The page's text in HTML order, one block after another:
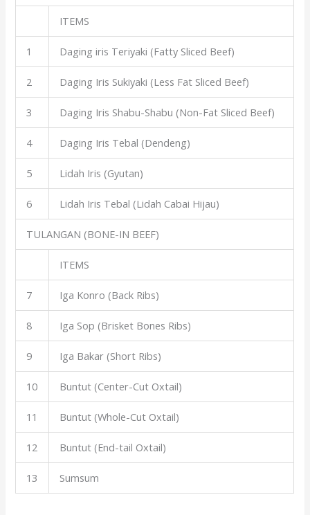
ITEMS
1 Daging iris Teriyaki (Fatty Sliced Beef)
2 Daging Iris Sukiyaki (Less Fat Sliced Beef)
3 Daging Iris Shabu-Shabu (Non-Fat Sliced Beef)
4 Daging Iris Tebal (Dendeng)
5 Lidah Iris (Gyutan)
6 Lidah Iris Tebal (Lidah Cabai Hijau)
TULANGAN (BONE-IN BEEF)
ITEMS
7 Iga Konro (Back Ribs)
8 Iga Sop (Brisket Bones Ribs)
9 Iga Bakar (Short Ribs)
10 Buntut (Center-Cut Oxtail)
11 Buntut (Whole-Cut Oxtail)
12 Buntut (End-tail Oxtail)
13 Sumsum